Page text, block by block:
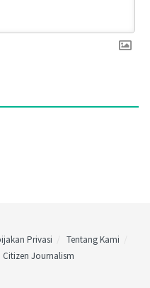
Privasi
Tentang Kami
Citizen Journalism